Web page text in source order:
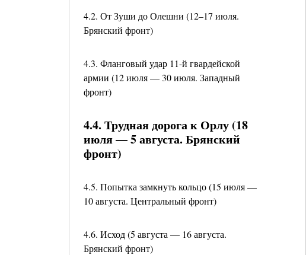
4.2. От Зуши до Олешни (12–17 июля.
Брянский фронт)
4.3. Фланговый удар 11-й гвардейской
армии (12 июля — 30 июля. Западный
фронт)
4.4. Трудная дорога к Орлу (18
июля — 5 августа. Брянский
фронт)
4.5. Попытка замкнуть кольцо (15 июля —
10 августа. Центральный фронт)
4.6. Исход (5 августа — 16 августа.
Брянский фронт)